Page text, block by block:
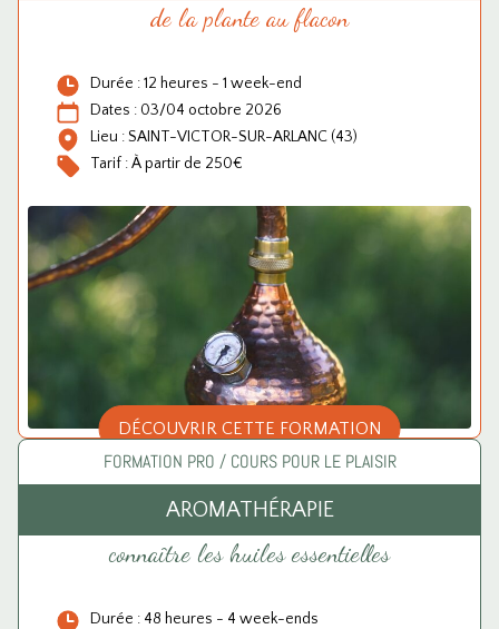
de la plante au flacon
Durée : 12 heures - 1 week-end
Dates : 03/04 octobre 2026
Lieu : SAINT-VICTOR-SUR-ARLANC (43)
Tarif : À partir de 250€
DÉCOUVRIR CETTE FORMATION
FORMATION PRO / COURS POUR LE PLAISIR
AROMATHÉRAPIE
connaître les huiles essentielles
Durée : 48 heures - 4 week-ends